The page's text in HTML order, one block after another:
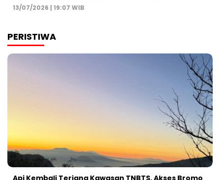
13/07/2026 | 19:07 WIB
PERISTIWA
Api Kembali Terjang Kawasan TNBTS, Akses Bromo